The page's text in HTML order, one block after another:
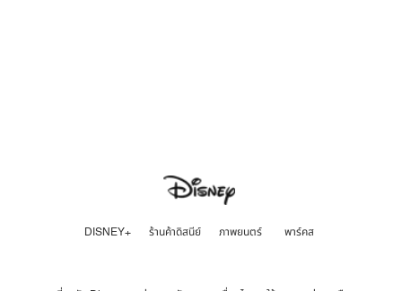
DISNEY+ ร้านค้าดิสนีย์ ภาพยนตร์ พาร์คส